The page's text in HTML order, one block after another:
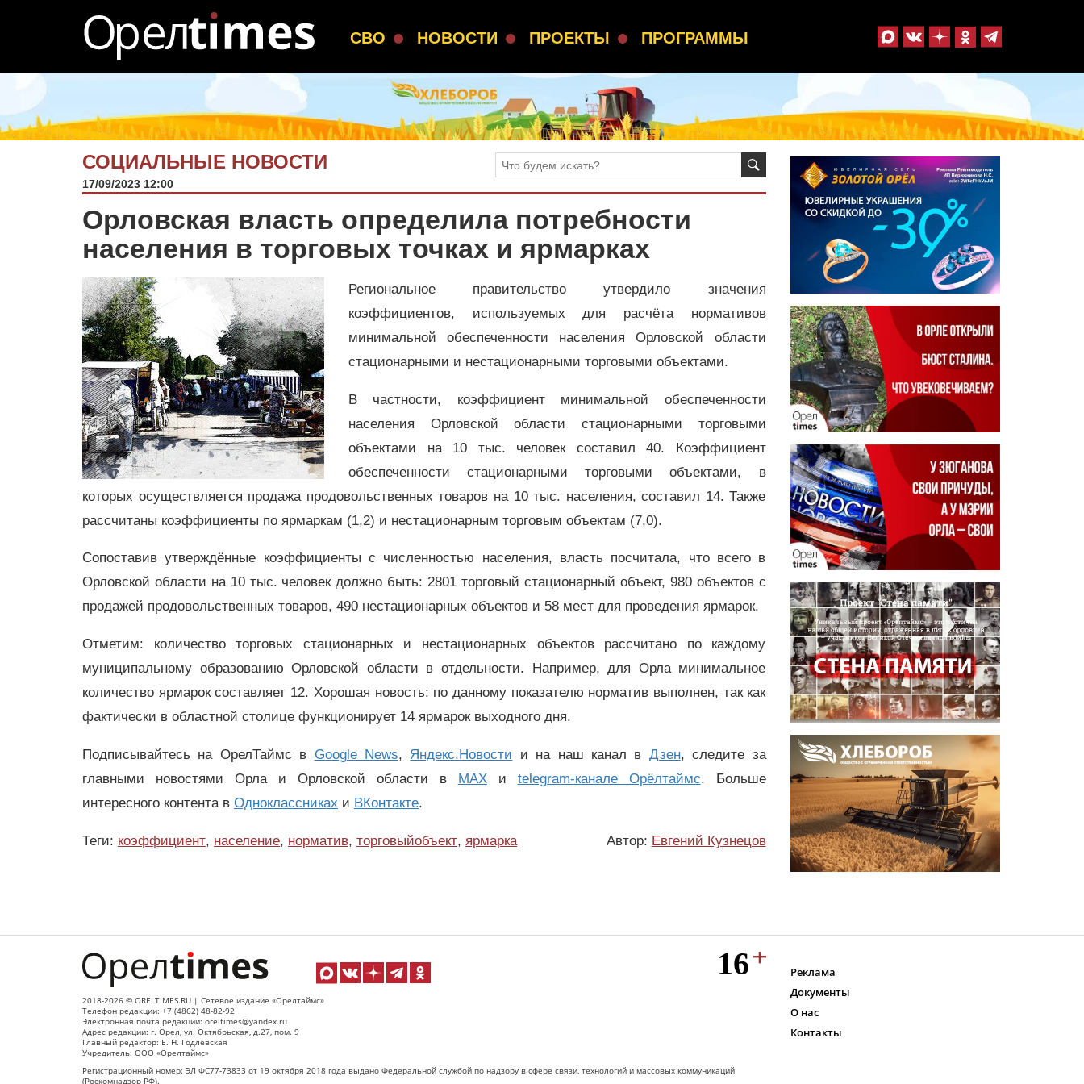
СВО НОВОСТИ ПРОЕКТЫ ПРОГРАММЫ
СОЦИАЛЬНЫЕ НОВОСТИ
17/09/2023 12:00
Орловская власть определила потребности
населения в торговых точках и ярмарках
Региональное правительство утвердило значения
коэффициентов, используемых для расчёта нормативов
минимальной обеспеченности населения Орловской области
стационарными и нестационарными торговыми объектами.
В частности, коэффициент минимальной обеспеченности
населения Орловской области стационарными торговыми
объектами на 10 тыс. человек составил 40. Коэффициент
обеспеченности стационарными торговыми объектами, в
которых осуществляется продажа продовольственных товаров на 10 тыс. населения, составил 14. Также
рассчитаны коэффициенты по ярмаркам (1,2) и нестационарным торговым объектам (7,0).
Сопоставив утверждённые коэффициенты с численностью населения, власть посчитала, что всего в
Орловской области на 10 тыс. человек должно быть: 2801 торговый стационарный объект, 980 объектов с
продажей продовольственных товаров, 490 нестационарных объектов и 58 мест для проведения ярмарок.
Отметим: количество торговых стационарных и нестационарных объектов рассчитано по каждому
муниципальному образованию Орловской области в отдельности. Например, для Орла минимальное
количество ярмарок составляет 12. Хорошая новость: по данному показателю норматив выполнен, так как
фактически в областной столице функционирует 14 ярмарок выходного дня.
Подписывайтесь на ОрелТаймс в Google News, Яндекс.Новости и на наш канал в Дзен, следите за
главными новостями Орла и Орловской области в MAXи telegram-канале Орёлтаймс. Больше
интересного контента в Одноклассниках и ВКонтакте.
Теги: коэффициент, население, норматив, торговыйобъект, ярмарка Автор: Евгений Кузнецов
2018-2026 © ORELTIMES.RU | Сетевое издание «Орелтаймс»
Телефон редакции: +7 (4862) 48-82-92
Электронная почта редакции: oreltimes@yandex.ru
Адрес редакции: г. Орел, ул. Октябрьская, д.27, пом. 9
Главный редактор: Е. Н. Годлевская
Учредитель: ООО «Орелтаймс»
Регистрационный номер: ЭЛ ФС77-73833 от 19 октября 2018 года выдано Федеральной службой по надзору в сфере связи, технологий и массовых коммуникаций
(Роскомнадзор РФ).
Реклама
Документы
О нас
Контакты